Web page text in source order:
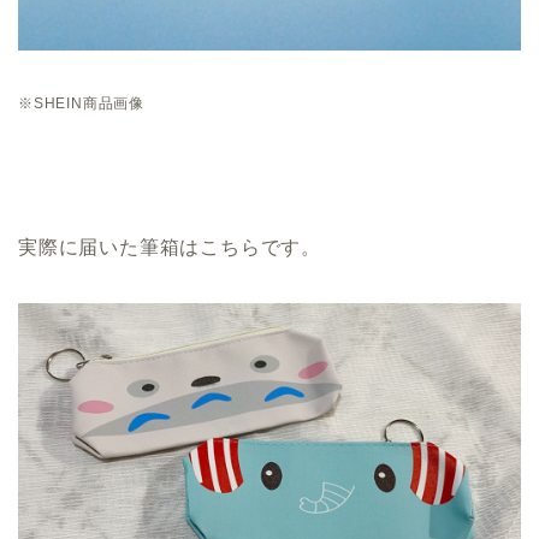
※SHEIN商品画像
実際に届いた筆箱はこちらです。